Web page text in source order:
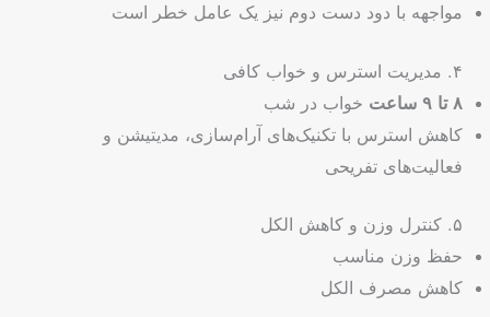
مواجهه با دود دست دوم نیز یک عامل خطر است
۴. مدیریت استرس و خواب کافی
۸ تا ۹ ساعت
خواب در شب
کاهش استرس با تکنیک‌های آرام‌سازی، مدیتیشن و
فعالیت‌های تفریحی
۵. کنترل وزن و کاهش الکل
حفظ وزن مناسب
کاهش مصرف الکل